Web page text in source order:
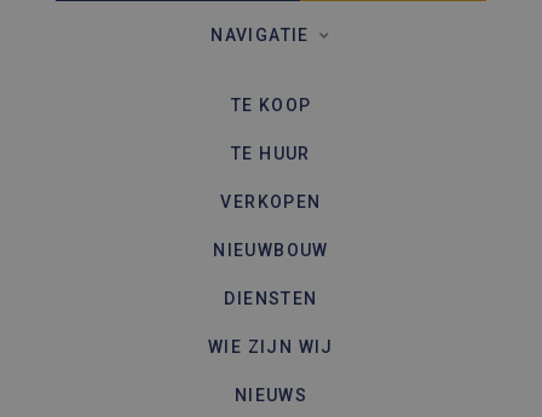
NAVIGATIE
TE KOOP
TE HUUR
VERKOPEN
NIEUWBOUW
DIENSTEN
WIE ZIJN WIJ
NIEUWS